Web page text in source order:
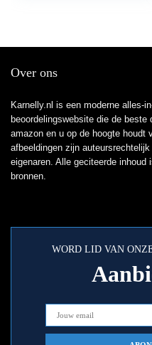
Over ons
Karnelly.nl is een moderne alles-
beoordelingswebsite die de
amazon en u op de hoogte houdt
afbeeldingen zijn
eigenaren. Alle geciteerde
bronnen.
WORD LID VAN